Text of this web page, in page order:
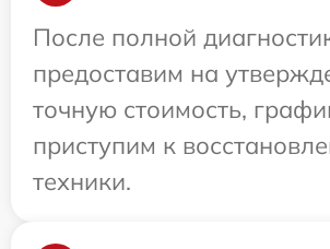
После полной
предоставим на
точную стоимость,
приступим к
техники.